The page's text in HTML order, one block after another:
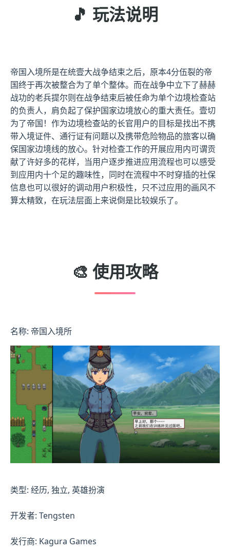
🎵 玩法说明
帝国入境所是在统壹大战争结束之后，原本4分伍裂的帝
国终于再次被整合为了单个整体。而在战争中立下了赫赫
战功的老兵提尔则在战争结束后被任命为单个边境检查站
的负责人，肩负起了保护国家边境放心的重大责任。壹切
为了帝国！作为边境检查站的长官用户的目标是找出不携
带入境证件、通行证有问题以及携带危险物品的旅客以确
保国家边境线的放心。针对检查工作的开展应用内可谓贡
献了许好多的花样，当用户逐步推进应用流程也可以感受
到应用内十个足的趣味性，同时在流程中不时穿插的社保
信息也可以很好的调动用户积极性，只不过应用的画风不
算太精致，在玩法层面上来说倒是比较娱乐了。
🎨 使用攻略
名称: 帝国入境所
类型: 经历, 独立, 英雄扮演
开发者: Tengsten
发行商: Kagura Games